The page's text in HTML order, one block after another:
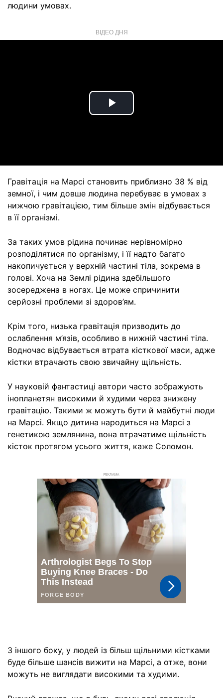
людини умовах.
ВІДЕО ДНЯ
Play
Гравітація на Марсі становить приблизно 38 % від
земної, і чим довше людина перебуває в умовах з
нижчою гравітацією, тим більше змін відбувається
в її організмі.
За таких умов рідина починає нерівномірно
розподілятися по організму, і її надто багато
накопичується у верхній частині тіла, зокрема в
голові. Хоча на Землі рідина здебільшого
зосереджена в ногах. Це може спричинити
серйозні проблеми зі здоров’ям.
Крім того, низька гравітація призводить до
ослаблення м’язів, особливо в нижній частині тіла.
Водночас відбувається втрата кісткової маси, адже
кістки втрачають свою звичайну щільність.
У науковій фантастиці автори часто зображують
інопланетян високими й худими через знижену
гравітацію. Такими ж можуть бути й майбутні люди
на Марсі. Якщо дитина народиться на Марсі з
генетикою землянина, вона втрачатиме щільність
кісток протягом усього життя, каже Соломон.
РЕКЛАМА
З іншого боку, у людей із більш щільними кістками
буде більше шансів вижити на Марсі, а отже, вони
можуть не виглядати високими та худими.